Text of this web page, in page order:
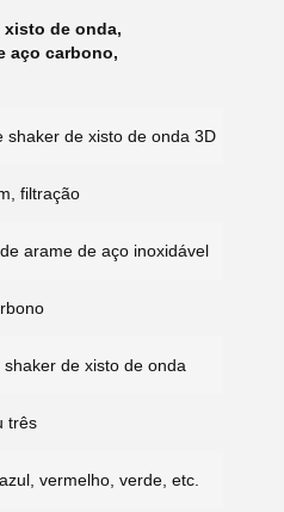
xisto de onda,
aço carbono,
shaker de xisto de onda 3D
filtração
arame de aço inoxidável
shaker de xisto de onda
três
vermelho, verde, etc.